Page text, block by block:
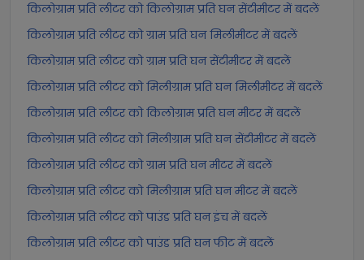
किलोग्राम प्रति लीटर को किलोग्राम प्रति घन सेंटीमीटर में बदलें
किलोग्राम प्रति लीटर को ग्राम प्रति घन मिलीमीटर में बदलें
किलोग्राम प्रति लीटर को ग्राम प्रति घन सेंटीमीटर में बदलें
किलोग्राम प्रति लीटर को मिलीग्राम प्रति घन मिलीमीटर में बदलें
किलोग्राम प्रति लीटर को किलोग्राम प्रति घन मीटर में बदलें
किलोग्राम प्रति लीटर को मिलीग्राम प्रति घन सेंटीमीटर में बदलें
किलोग्राम प्रति लीटर को ग्राम प्रति घन मीटर में बदलें
किलोग्राम प्रति लीटर को मिलीग्राम प्रति घन मीटर में बदलें
किलोग्राम प्रति लीटर को पाउंड प्रति घन इंच में बदलें
किलोग्राम प्रति लीटर को पाउंड प्रति घन फीट में बदलें